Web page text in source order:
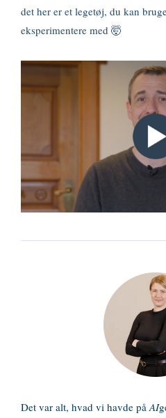
det her er et legetøj, du kan
eksperimentere med 🤯
Det var alt, hvad vi havde påAI